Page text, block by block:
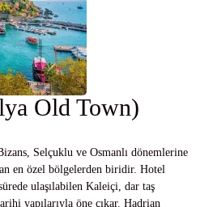
Old Town)
Selçuklu ve Osmanlı dönemlerine
en özel bölgelerden biridir. Hotel
ulaşılabilen Kaleiçi, dar taş
yapılarıyla öne çıkar. Hadrian